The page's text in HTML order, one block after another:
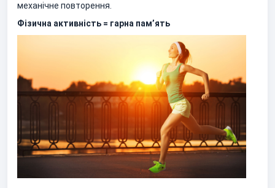
механічне повторення.
Фізична активність = гарна пам’ять